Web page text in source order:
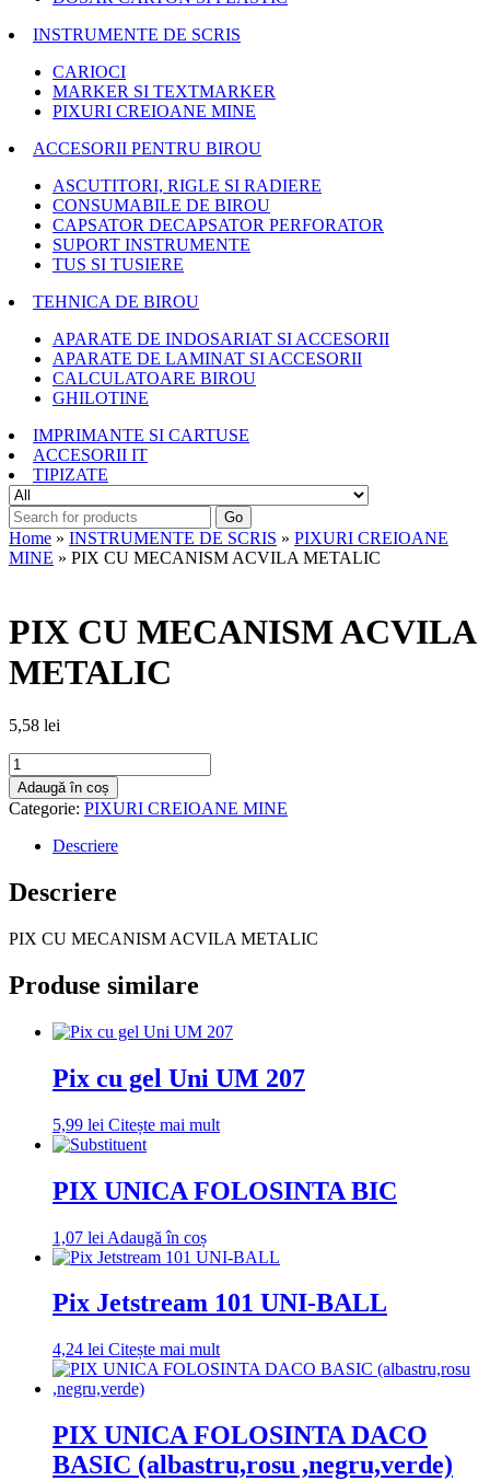
INSTRUMENTE DE SCRIS
CARIOCI
MARKER SI TEXTMARKER
PIXURI CREIOANE MINE
ACCESORII PENTRU BIROU
ASCUTITORI, RIGLE SI RADIERE
CONSUMABILE DE BIROU
CAPSATOR DECAPSATOR PERFORATOR
SUPORT INSTRUMENTE
TUS SI TUSIERE
TEHNICA DE BIROU
APARATE DE INDOSARIAT SI ACCESORII
APARATE DE LAMINAT SI ACCESORII
CALCULATOARE BIROU
GHILOTINE
IMPRIMANTE SI CARTUSE
ACCESORII IT
TIPIZATE
Go
Home » INSTRUMENTE DE SCRIS » PIXURI CREIOANE
MINE » PIX CU MECANISM ACVILA METALIC
PIX CU MECANISM ACVILA
METALIC
5,58 lei
Cantitate
PIX
CU
MECANISM
ACVILA
METALIC
Adaugă în coș
Categorie: PIXURI CREIOANE MINE
Descriere
Descriere
PIX CU MECANISM ACVILA METALIC
Produse similare
Pix cu gel Uni UM 207
5,99 lei Citește mai mult
PIX UNICA FOLOSINTA BIC
1,07 lei Adaugă în coș
Pix Jetstream 101 UNI-BALL
4,24 lei Citește mai mult
PIX UNICA FOLOSINTA DACO
BASIC (albastru,rosu ,negru,verde)